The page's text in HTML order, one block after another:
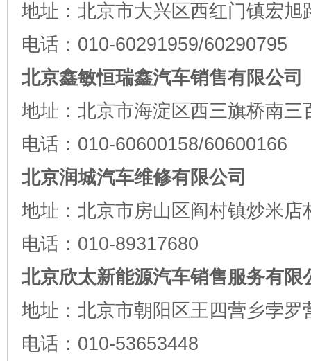
地址：北京市大兴区西红门镇宏旭
电话：010-60291959/60290795
北京鑫敏恒瑞鑫汽车销售有限公司
地址：北京市海淀区西三旗桥南三
电话：010-60600158/60600166
北京润城汽车维修有限公司
地址：北京市房山区阎村镇炒米店
电话：010-89317680
北京欣太新能源汽车销售服务有限
地址：北京市朝阳区王四营乡孛罗
电话：010-53653448